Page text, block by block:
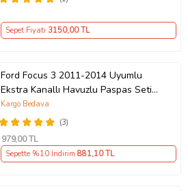
Sepet Fiyatı 3150,00 TL
Ford Focus 3 2011-2014 Uyumlu
Ekstra Kanallı Havuzlu Paspas Seti
Krom Gümüş 4D
(3)
Kargo Bedava
979,00 TL
Sepette %10 İndirim 881,10 TL